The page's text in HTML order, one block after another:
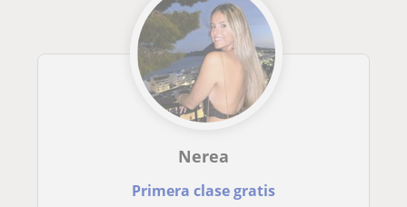
Nerea
Primera clase gratis